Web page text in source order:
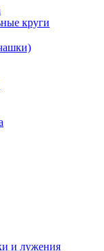
круги
и лужения